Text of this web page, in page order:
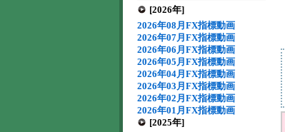
[2026年]
2026年08月FX指標動画
2026年07月FX指標動画
2026年06月FX指標動画
2026年05月FX指標動画
2026年04月FX指標動画
2026年03月FX指標動画
2026年02月FX指標動画
2026年01月FX指標動画
[2025年]